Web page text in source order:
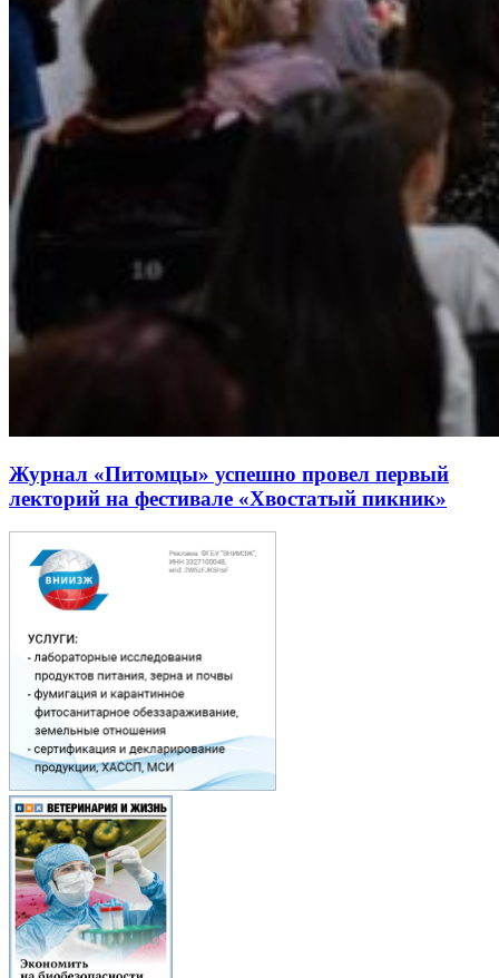
Журнал «Питомцы» успешно провел первый
лекторий на фестивале «Хвостатый пикник»